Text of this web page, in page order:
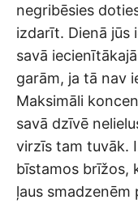
negribēsies
izdarīt. Dienā jūs
savā
garām, ja tā nav
Maksimāli
savā dzīvē
virzīs tam tuvāk.
bīstamos brīžos,
ļaus smadzenēm